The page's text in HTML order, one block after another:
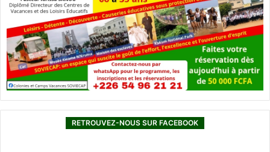
RETROUVEZ-NOUS SUR FACEBOOK